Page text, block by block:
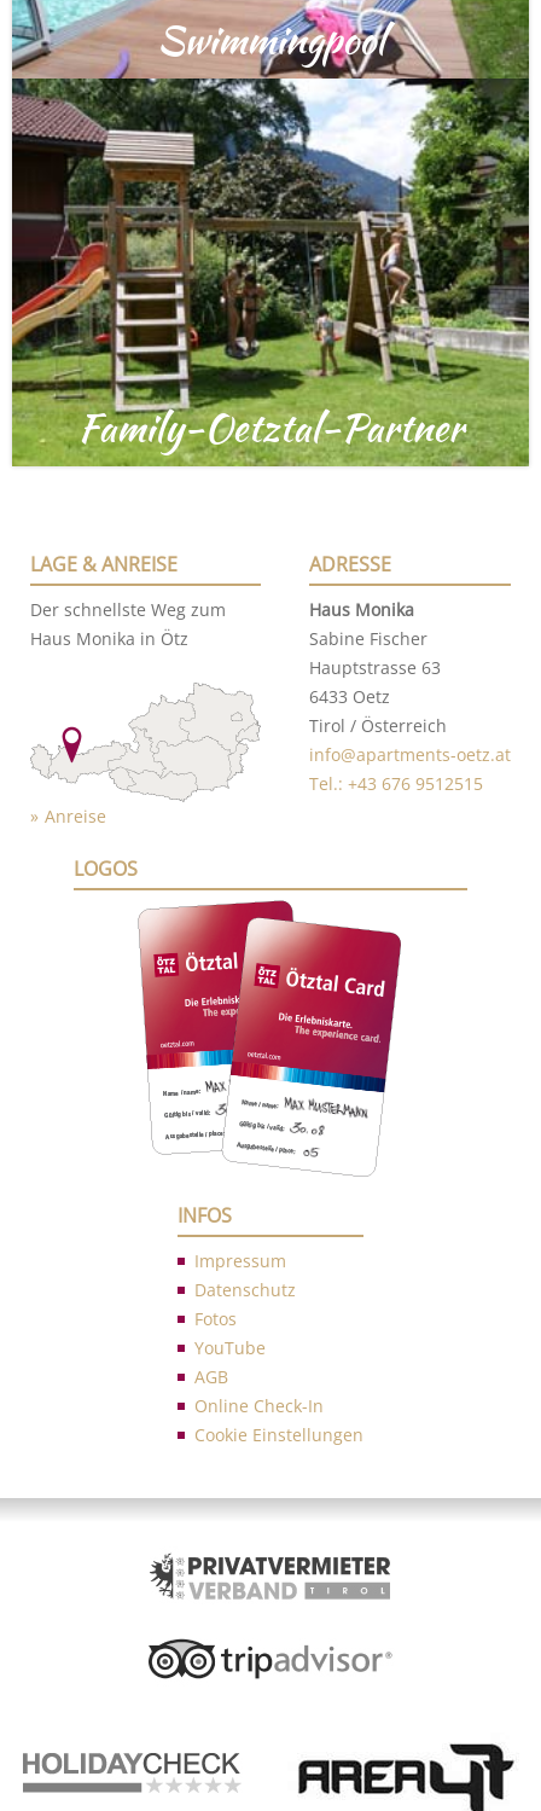
Swimmingpool
Family-Oetztal-Partner
LAGE & ANREISE
Der schnellste Weg zum
Haus Monika in Ötz
Anreise
ADRESSE
Haus Monika
Sabine Fischer
Hauptstrasse 63
6433 Oetz
Tirol / Österreich
info@apartments-oetz.at
Tel.: +43 676 9512515
LOGOS
INFOS
Impressum
Datenschutz
Fotos
YouTube
AGB
Online Check-In
Cookie Einstellungen